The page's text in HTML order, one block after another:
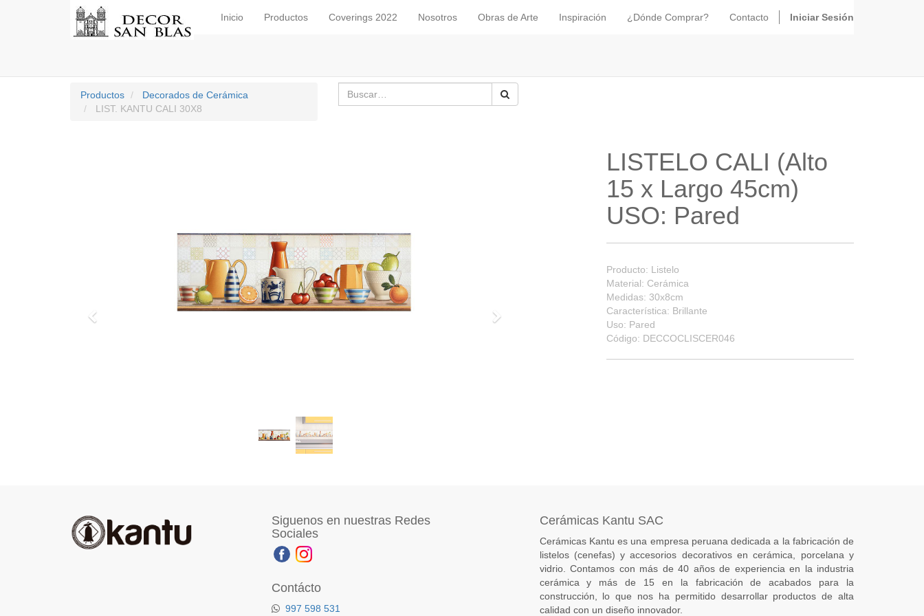
Inicio Productos Coverings 2022 Nosotros Obras de Arte Inspiración ¿Dónde Comprar? Contacto Iniciar Sesión
Productos
Decorados de Cerámica
LIST. KANTU CALI 30X8
Siguiente
LISTELO CALI (Alto
15 x Largo 45cm)
USO: Pared
Producto: Listelo
Material: Cerámica
Medidas: 30x8cm
Característica: Brillante
Uso: Pared
Código: DECCOCLISCER046
Siguenos en nuestras Redes
Sociales
Contácto
997 598 531
Cerámicas Kantu SAC
Cerámicas Kantu es una empresa peruana dedicada a la fabricación de
listelos (cenefas) y accesorios decorativos en cerámica, porcelana y
vidrio. Contamos con más de 40 años de experiencia en la industria
cerámica y más de 15 en la fabricación de acabados para la
construcción, lo que nos ha permitido desarrollar productos de alta
calidad con un diseño innovador.